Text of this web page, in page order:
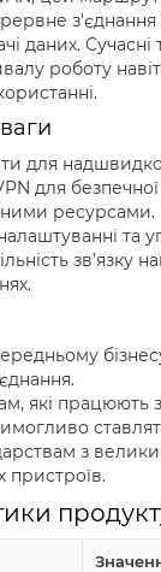
з'єднання
даних. Сучасні
роботу
для
для
ресурсами.
та
зв’язку
які працюють
з
пристроїв.